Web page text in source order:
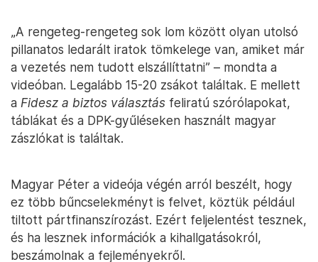
„A rengeteg-rengeteg sok lom között olyan utolsó
pillanatos ledarált iratok tömkelege van, amiket már
a vezetés nem tudott elszállíttatni” – mondta a
videóban. Legalább 15-20 zsákot találtak. E mellett
a Fidesz a biztos választás feliratú szórólapokat,
táblákat és a DPK-gyűléseken használt magyar
zászlókat is találtak.
Magyar Péter a videója végén arról beszélt, hogy
ez több bűncselekményt is felvet, köztük például
tiltott pártfinanszírozást. Ezért feljelentést tesznek,
és ha lesznek információk a kihallgatásokról,
beszámolnak a fejleményekről.